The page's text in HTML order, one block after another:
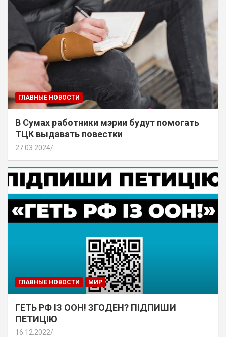
ГЛАВНЫЕ НОВОСТИ
В Сумах работники мэрии будут помогать
ТЦК выдавать повестки
27.03.2024
ГЛАВНЫЕ НОВОСТИ МИР
ГЕТЬ РФ ІЗ ООН! ЗГОДЕН? ПІДПИШИ
ПЕТИЦІЮ
16.12.2022